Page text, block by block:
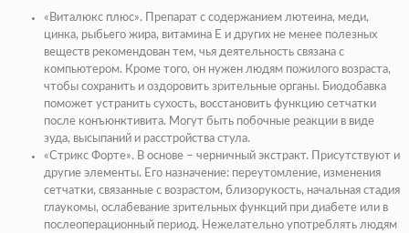
«Виталюкс плюс». Препарат с содержанием лютеина, меди,
цинка, рыбьего жира, витамина Е и других не менее полезных
веществ рекомендован тем, чья деятельность связана с
компьютером. Кроме того, он нужен людям пожилого возраста,
чтобы сохранить и оздоровить зрительные органы. Биодобавка
поможет устранить сухость, восстановить функцию сетчатки
после конъюнктивита. Могут быть побочные реакции в виде
зуда, высыпаний и расстройства стула.
«Стрикс Форте». В основе – черничный экстракт. Присутствуют и
другие элементы. Его назначение: переутомление, изменения
сетчатки, связанные с возрастом, близорукость, начальная стадия
глаукомы, ослабевание зрительных функций при диабете или в
послеоперационный период. Нежелательно употреблять людям